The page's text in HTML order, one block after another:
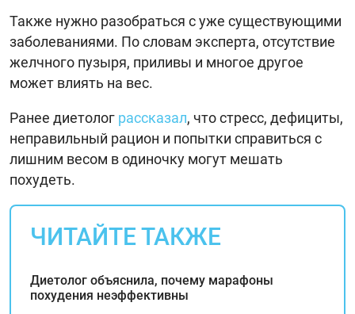
Также нужно разобраться с уже существующими
заболеваниями. По словам эксперта, отсутствие
желчного пузыря, приливы и многое другое
может влиять на вес.
Ранее диетолог рассказал, что стресс, дефициты,
неправильный рацион и попытки справиться с
лишним весом в одиночку могут мешать
похудеть.
ЧИТАЙТЕ ТАКЖЕ
Диетолог объяснила, почему марафоны
похудения неэффективны